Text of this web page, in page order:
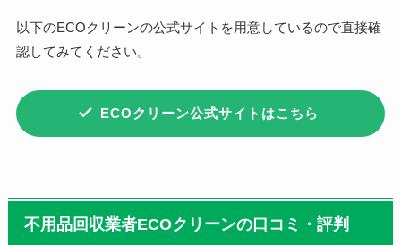
以下のECOクリーンの公式サイトを用意しているので直接確
認してみてください。
ECOクリーン公式サイトはこちら
不用品回収業者ECOクリーンの口コミ・評判